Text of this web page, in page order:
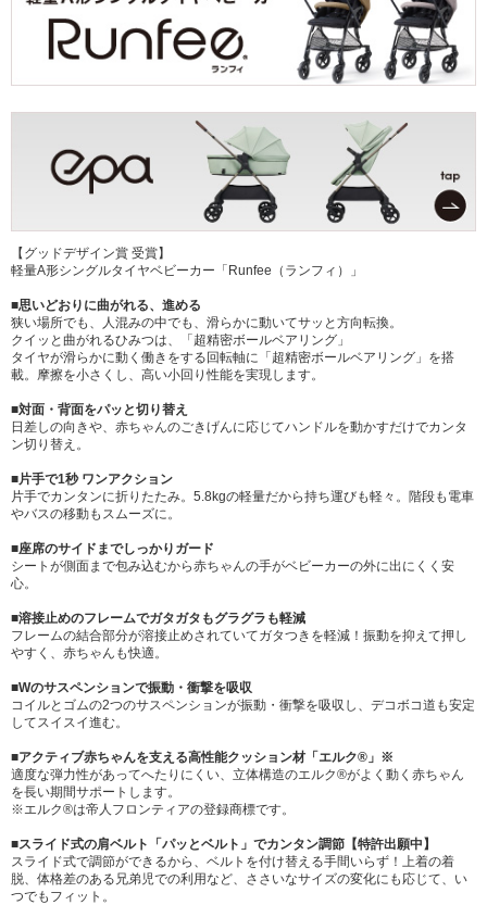
【グッドデザイン賞 受賞】
軽量A形シングルタイヤベビーカー「Runfee（ランフィ）」
■思いどおりに曲がれる、進める
狭い場所でも、人混みの中でも、滑らかに動いてサッと方向転換。
クイッと曲がれるひみつは、「超精密ボールベアリング」
タイヤが滑らかに動く働きをする回転軸に「超精密ボールベアリング」を搭
載。摩擦を小さくし、高い小回り性能を実現します。
■対面・背面をパッと切り替え
日差しの向きや、赤ちゃんのごきげんに応じてハンドルを動かすだけでカンタ
ン切り替え。
■片手で1秒 ワンアクション
片手でカンタンに折りたたみ。5.8kgの軽量だから持ち運びも軽々。階段も電車
やバスの移動もスムーズに。
■座席のサイドまでしっかりガード
シートが側面まで包み込むから赤ちゃんの手がベビーカーの外に出にくく安
心。
■溶接止めのフレームでガタガタもグラグラも軽減
フレームの結合部分が溶接止めされていてガタつきを軽減！振動を抑えて押し
やすく、赤ちゃんも快適。
■Wのサスペンションで振動・衝撃を吸収
コイルとゴムの2つのサスペンションが振動・衝撃を吸収し、デコボコ道も安定
してスイスイ進む。
■アクティブ赤ちゃんを支える高性能クッション材「エルク®」※
適度な弾力性があってへたりにくい、立体構造のエルク®がよく動く赤ちゃん
を長い期間サポートします。
※エルク®は帝人フロンティアの登録商標です。
■スライド式の肩ベルト「パッとベルト」でカンタン調節【特許出願中】
スライド式で調節ができるから、ベルトを付け替える手間いらず！上着の着
脱、体格差のある兄弟児での利用など、ささいなサイズの変化にも応じて、い
つでもフィット。